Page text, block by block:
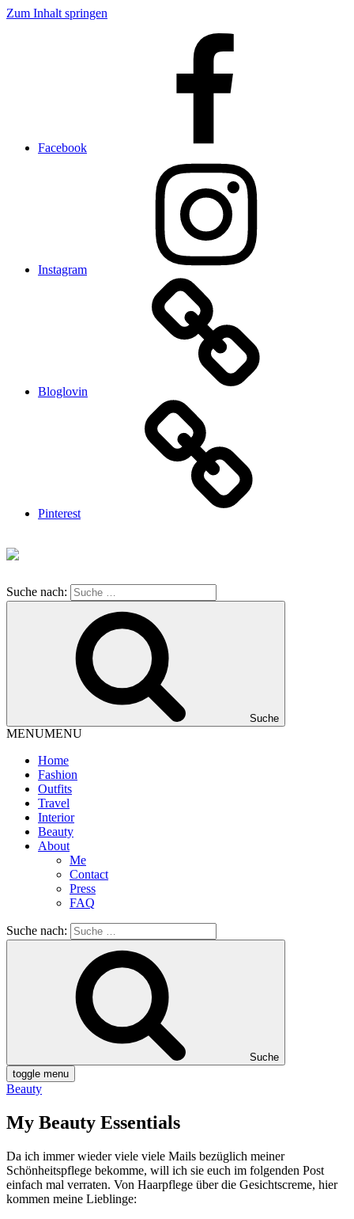
Zum Inhalt springen
Facebook
Instagram
Bloglovin
Pinterest
Suche nach:
Suche
MENUMENU
Home
Fashion
Outfits
Travel
Interior
Beauty
About
Me
Contact
Press
FAQ
Suche nach:
Suche
toggle menu
Beauty
My Beauty Essentials
Da ich immer wieder viele viele Mails bezüglich meiner
Schönheitspflege bekomme, will ich sie euch im folgenden Post
einfach mal verraten. Von Haarpflege über die Gesichtscreme, hier
kommen meine Lieblinge: